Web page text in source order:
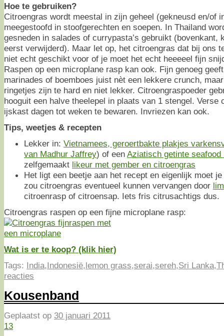
Hoe te gebruiken?
Citroengras wordt meestal in zijn geheel (gekneusd en/of
meegestoofd in stoofgerechten en soepen. In Thailand
gesneden in salades of currypasta’s gebruikt (bovenkant,
eerst verwijderd). Maar let op, het citroengras dat bij ons
niet echt geschikt voor of je moet het echt heeeeel fijn
Raspen op een microplane rasp kan ook. Fijn genoeg
marinades of boemboes juist nèt een lekkere crunch,
ringetjes zijn te hard en niet lekker. Citroengraspoeder
hooguit een halve theelepel in plaats van 1 stengel. Verse
ijskast dagen tot weken te bewaren. Invriezen kan ook.
Tips, weetjes & recepten
Lekker in: Vietnamees, geroertbakte plakjes
van Madhur Jaffrey) of een Aziatisch getinte seafood
zelfgemaakt likeur met gember en citroengras
Het ligt een beetje aan het recept en eigenlijk moet
zou citroengras eventueel kunnen vervangen door
citroenrasp of citroensap. Iets fris citrusachtigs dus.
Citroengras raspen op een fijne microplane rasp:
Wat is er te koop? (klik hier)
Tags: India,Indonesië,lemon grass,serai,sereh,Sri Lanka,
reacties
Kousenband
Geplaatst op 30 januari 2011
13